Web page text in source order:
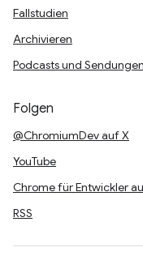
Fallstudien
Archivieren
Podcasts und Sendungen
Folgen
@ChromiumDev auf X
YouTube
Chrome für Entwickler
RSS